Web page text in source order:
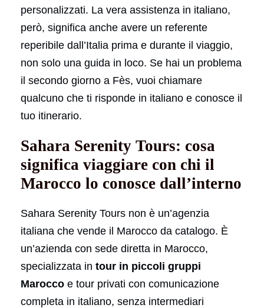
personalizzati. La vera assistenza in italiano,
però, significa anche avere un referente
reperibile dall’Italia prima e durante il viaggio,
non solo una guida in loco. Se hai un problema
il secondo giorno a Fès, vuoi chiamare
qualcuno che ti risponde in italiano e conosce il
tuo itinerario.
Sahara Serenity Tours: cosa
significa viaggiare con chi il
Marocco lo conosce dall’interno
Sahara Serenity Tours non è un’agenzia
italiana che vende il Marocco da catalogo. È
un’azienda con sede diretta in Marocco,
specializzata in tour in piccoli gruppi
Marocco e tour privati con comunicazione
completa in italiano, senza intermediari